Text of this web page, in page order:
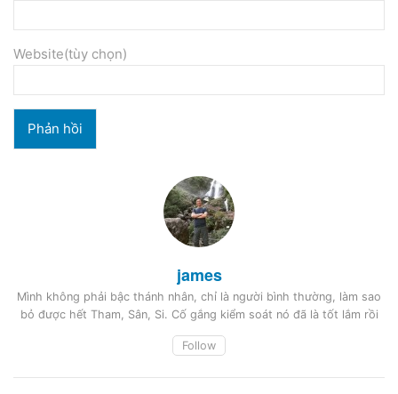
Website(tùy chọn)
james
Mình không phải bậc thánh nhân, chỉ là người bình thường, làm sao
bỏ được hết Tham, Sân, Si. Cố gắng kiểm soát nó đã là tốt lắm rồi
Follow